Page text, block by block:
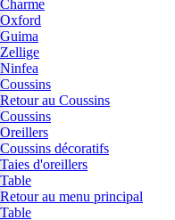
Charme
Oxford
Guima
Zellige
Ninfea
Coussins
Retour au Coussins
Coussins
Oreillers
Coussins décoratifs
Taies d'oreillers
Table
Retour au menu principal
Table